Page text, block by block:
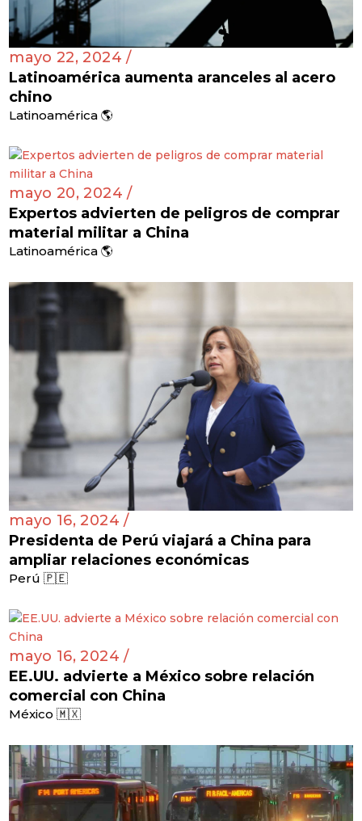
mayo 22, 2024 /
Latinoamérica aumenta aranceles al acero
chino
Latinoamérica 🌎
mayo 20, 2024 /
Expertos advierten de peligros de comprar
material militar a China
Latinoamérica 🌎
mayo 16, 2024 /
Presidenta de Perú viajará a China para
ampliar relaciones económicas
Perú 🇵🇪
mayo 16, 2024 /
EE.UU. advierte a México sobre relación
comercial con China
México 🇲🇽